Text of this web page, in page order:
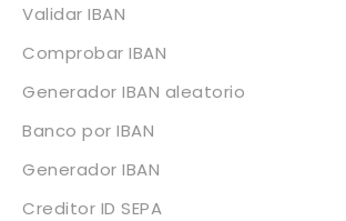
Validar IBAN
Comprobar IBAN
Generador IBAN aleatorio
Banco por IBAN
Generador IBAN
Creditor ID SEPA